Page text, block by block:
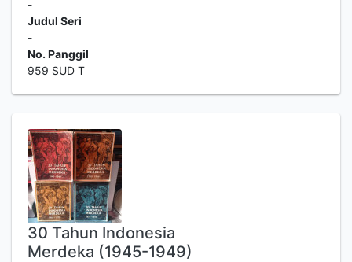
-
Judul Seri
-
No. Panggil
959 SUD T
30 Tahun Indonesia
Merdeka (1945-1949)